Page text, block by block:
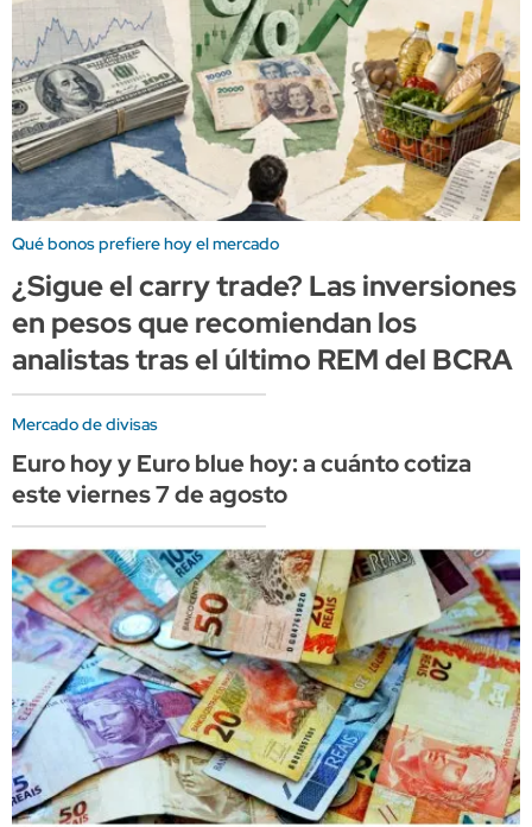
Qué bonos prefiere hoy el mercado
¿Sigue el carry trade? Las inversiones
en pesos que recomiendan los
analistas tras el último REM del BCRA
Mercado de divisas
Euro hoy y Euro blue hoy: a cuánto cotiza
este viernes 7 de agosto